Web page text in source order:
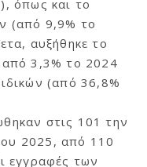
όπως και το
(από 9,9% το
αυξήθηκε το
3,3% το 2024
(από 36,8%
στις 101 την
2025, από 110
εγγραφές των